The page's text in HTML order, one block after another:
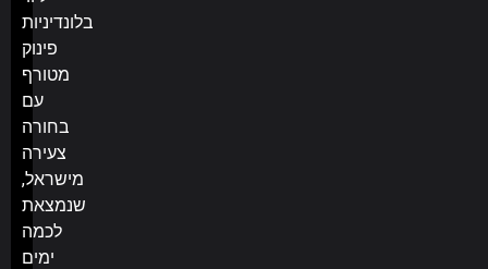
בלונדיניות
פינוק
מטורף
עם
בחורה
צעירה
מישראל,
שנמצאת
לכמה
ימים